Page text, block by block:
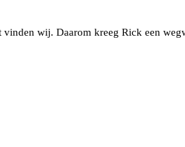
vinden wij. Daarom kreeg Rick een